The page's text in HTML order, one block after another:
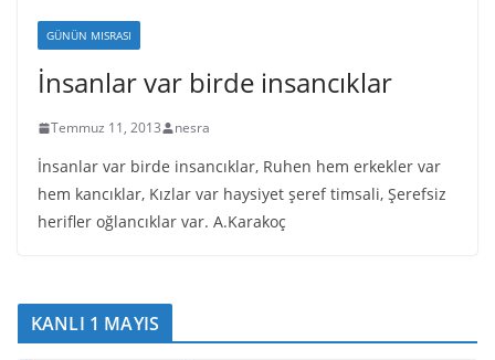
GÜNÜN MISRASI
İnsanlar var birde insancıklar
Temmuz 11, 2013 nesra
İnsanlar var birde insancıklar, Ruhen hem erkekler var
hem kancıklar, Kızlar var haysiyet şeref timsali, Şerefsiz
herifler oğlancıklar var. A.Karakoç
KANLI 1 MAYIS